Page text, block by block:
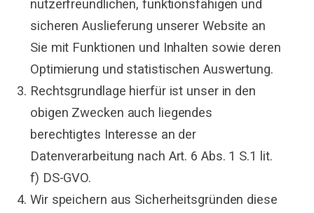
nutzerfreundlichen, funktionsfähigen und
sicheren Auslieferung unserer Website an
Sie mit Funktionen und Inhalten sowie deren
Optimierung und statistischen Auswertung.
Rechtsgrundlage hierfür ist unser in den
obigen Zwecken auch liegendes
berechtigtes Interesse an der
Datenverarbeitung nach Art. 6 Abs. 1 S.1 lit.
f) DS-GVO.
Wir speichern aus Sicherheitsgründen diese